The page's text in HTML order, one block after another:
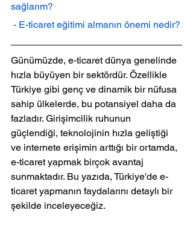
sağlarım?
- E-ticaret eğitimi almanın önemi nedir?
Günümüzde, e-ticaret dünya genelinde
hızla büyüyen bir sektördür. Özellikle
Türkiye gibi genç ve dinamik bir nüfusa
sahip ülkelerde, bu potansiyel daha da
fazladır. Girişimcilik ruhunun
güçlendiği, teknolojinin hızla geliştiği
ve internete erişimin arttığı bir ortamda,
e-ticaret yapmak birçok avantaj
sunmaktadır. Bu yazıda, Türkiye'de e-
ticaret yapmanın faydalarını detaylı bir
şekilde inceleyeceğiz.